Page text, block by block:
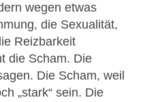
wegen etwas
die Sexualität,
Reizbarkeit
die Scham. Die
Die Scham, weil
„stark“ sein. Die